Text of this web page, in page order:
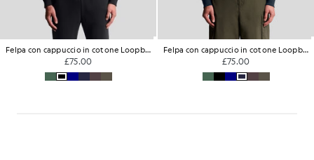
Felpa con cappuccio in cotone Loopback con zip integrale
£75.00
Felpa con cappuccio in cotone Loopback con zip integrale
£75.00